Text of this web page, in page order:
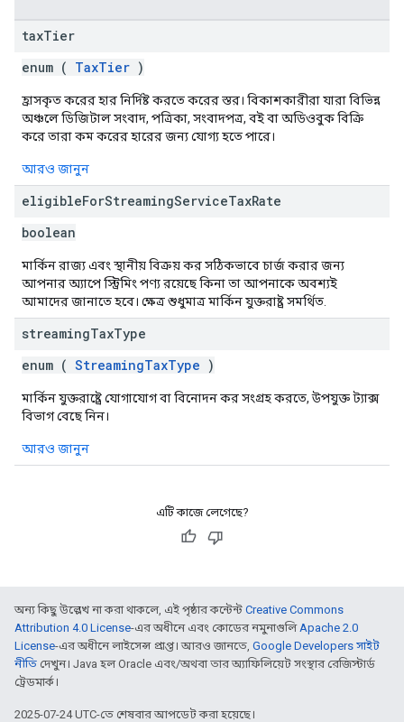
taxTier
enum ( TaxTier )
হ্রাসকৃত করের হার নির্দিষ্ট করতে করের স্তর। বিকাশকারীরা যারা বিভিন্ন
অঞ্চলে ডিজিটাল সংবাদ, পত্রিকা, সংবাদপত্র, বই বা অডিওবুক বিক্রি
করে তারা কম করের হারের জন্য যোগ্য হতে পারে।
আরও জানুন
eligibleForStreamingServiceTaxRate
boolean
মার্কিন রাজ্য এবং স্থানীয় বিক্রয় কর সঠিকভাবে চার্জ করার জন্য
আপনার অ্যাপে স্ট্রিমিং পণ্য রয়েছে কিনা তা আপনাকে অবশ্যই
আমাদের জানাতে হবে। ক্ষেত্র শুধুমাত্র মার্কিন যুক্তরাষ্ট্র সমর্থিত.
streamingTaxType
enum ( StreamingTaxType )
মার্কিন যুক্তরাষ্ট্রে যোগাযোগ বা বিনোদন কর সংগ্রহ করতে, উপযুক্ত ট্যাক্স
বিভাগ বেছে নিন।
আরও জানুন
এটি কাজে লেগেছে?
অন্য কিছু উল্লেখ না করা থাকলে, এই পৃষ্ঠার কন্টেন্ট Creative Commons
Attribution 4.0 License-এর অধীনে এবং কোডের নমুনাগুলিApache 2.0
License-এর অধীনে লাইসেন্স প্রাপ্ত। আরও জানতে, Google Developers সাইট
নীতি দেখুন। Java হল Oracle এবং/অথবা তার অ্যাফিলিয়েট সংস্থার রেজিস্টার্ড
ট্রেডমার্ক।
2025-07-24 UTC-তে শেষবার আপডেট করা হয়েছে।